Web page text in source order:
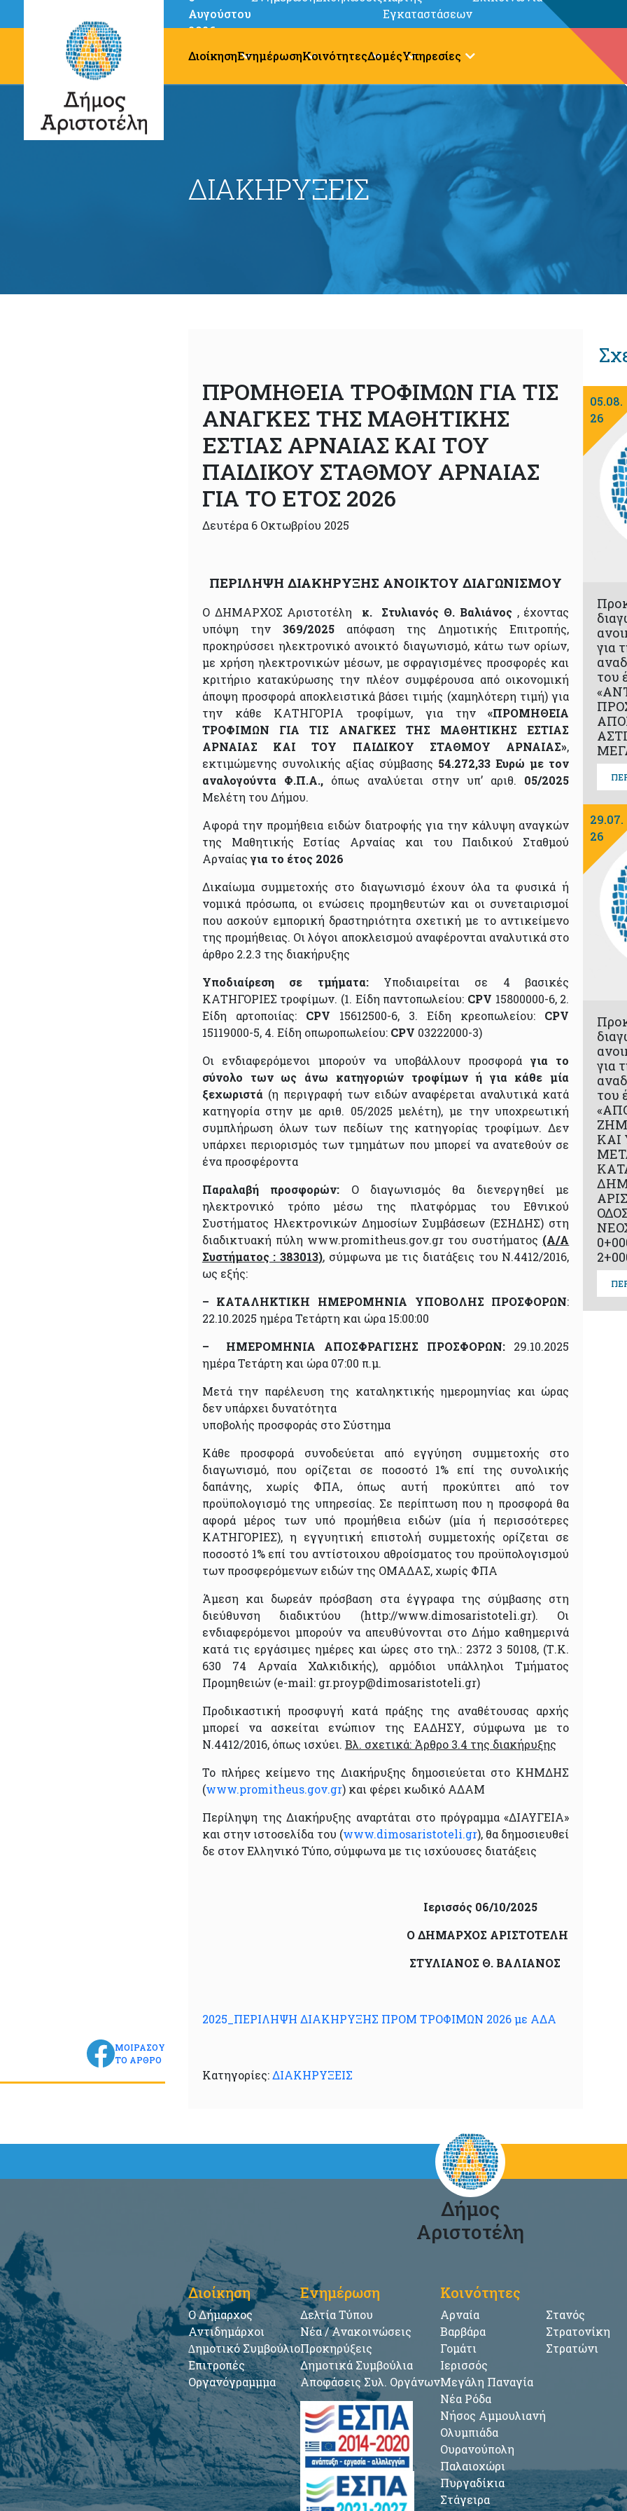
Αυγούστου
2026
Εγκαταστάσεων
ΔιοίκησηΕνημέρωσηΚοινότητεςΔομέςΥπηρεσίες
ΔΙΑΚΗΡΥΞΕΙΣ
ΠΡΟΜΗΘΕΙΑ ΤΡΟΦΙΜΩΝ ΓΙΑ ΤΙΣ
ΑΝΑΓΚΕΣ ΤΗΣ ΜΑΘΗΤΙΚΗΣ
ΕΣΤΙΑΣ ΑΡΝΑΙΑΣ ΚΑΙ ΤΟΥ
ΠΑΙΔΙΚΟΥ ΣΤΑΘΜΟΥ ΑΡΝΑΙΑΣ
ΓΙΑ ΤΟ ΕΤΟΣ 2026
Δευτέρα 6 Οκτωβρίου 2025
ΠΕΡΙΛΗΨΗ ΔΙΑΚΗΡΥΞΗΣ ΑΝΟΙΚΤΟΥ ΔΙΑΓΩΝΙΣΜΟΥ
Ο ΔΗΜΑΡΧΟΣ Αριστοτέλη κ. Στυλιανός Θ. Βαλιάνος , έχοντας
υπόψη την 369/2025 απόφαση της Δημοτικής Επιτροπής,
προκηρύσσει ηλεκτρονικό ανοικτό διαγωνισμό, κάτω των ορίων,
με χρήση ηλεκτρονικών μέσων, με σφραγισμένες προσφορές και
κριτήριο κατακύρωσης την πλέον συμφέρουσα από οικονομική
άποψη προσφορά αποκλειστικά βάσει τιμής (χαμηλότερη τιμή) για
την κάθε ΚΑΤΗΓΟΡΙΑ τροφίμων, για την«ΠΡΟΜΗΘΕΙΑ
ΤΡΟΦΙΜΩΝ ΓΙΑ ΤΙΣ ΑΝΑΓΚΕΣ ΤΗΣ ΜΑΘΗΤΙΚΗΣ ΕΣΤΙΑΣ
ΑΡΝΑΙΑΣ ΚΑΙ ΤΟΥ ΠΑΙΔΙΚΟΥ ΣΤΑΘΜΟΥ ΑΡΝΑΙΑΣ»,
εκτιμώμενης συνολικής αξίας σύμβασης 54.272,33 Ευρώ με τον
αναλογούντα Φ.Π.Α., όπως αναλύεται στην υπ’ αριθ. 05/2025
Μελέτη του Δήμου.
Αφορά την προμήθεια ειδών διατροφής για την κάλυψη αναγκών
της Μαθητικής Εστίας Αρναίας και του Παιδικού Σταθμού
Αρναίας για το έτος 2026
Δικαίωμα συμμετοχής στο διαγωνισμό έχουν όλα τα φυσικά ή
νομικά πρόσωπα, οι ενώσεις προμηθευτών και οι συνεταιρισμοί
που ασκούν εμπορική δραστηριότητα σχετική με το αντικείμενο
της προμήθειας. Οι λόγοι αποκλεισμού αναφέρονται αναλυτικά στο
άρθρο 2.2.3 της διακήρυξης
Υποδιαίρεση σε τμήματα:Υποδιαιρείται σε 4 βασικές
ΚΑΤΗΓΟΡΙΕΣ τροφίμων. (1. Είδη παντοπωλείου: CPV 15800000-6, 2.
Είδη αρτοποιίας: CPV 15612500-6, 3. Είδη κρεοπωλείου: CPV
15119000-5, 4. Είδη οπωροπωλείου: CPV 03222000-3)
Οι ενδιαφερόμενοι μπορούν να υποβάλλουν προσφορά για το
σύνολο των ως άνω κατηγοριών τροφίμων ή για κάθε μία
ξεχωριστά (η περιγραφή των ειδών αναφέρεται αναλυτικά κατά
κατηγορία στην με αριθ. 05/2025 μελέτη), με την υποχρεωτική
συμπλήρωση όλων των πεδίων της κατηγορίας τροφίμων. Δεν
υπάρχει περιορισμός των τμημάτων που μπορεί να ανατεθούν σε
ένα προσφέροντα
Παραλαβή προσφορών: Ο διαγωνισμός θα διενεργηθεί με
ηλεκτρονικό τρόπο μέσω της πλατφόρμας του Εθνικού
Συστήματος Ηλεκτρονικών Δημοσίων Συμβάσεων (ΕΣΗΔΗΣ) στη
διαδικτυακή πύλη www.promitheus.gov.gr του συστήματος (Α/Α
Συστήματος :383013), σύμφωνα με τις διατάξεις του Ν.4412/2016,
ως εξής:
– ΚΑΤΑΛΗΚΤΙΚΗ ΗΜΕΡΟΜΗΝΙΑ ΥΠΟΒΟΛΗΣ ΠΡΟΣΦΟΡΩΝ:
22.10.2025 ημέρα Τετάρτη και ώρα 15:00:00
– ΗΜΕΡΟΜΗΝΙΑ ΑΠΟΣΦΡΑΓΙΣΗΣ ΠΡΟΣΦΟΡΩΝ: 29.10.2025
ημέρα Τετάρτη και ώρα 07:00 π.μ.
Μετά την παρέλευση της καταληκτικής ημερομηνίας και ώρας
δεν υπάρχει δυνατότητα
υποβολής προσφοράς στο Σύστημα
Κάθε προσφορά συνοδεύεται από εγγύηση συμμετοχής στο
διαγωνισμό, που ορίζεται σε ποσοστό 1% επί της συνολικής
δαπάνης, χωρίς ΦΠΑ, όπως αυτή προκύπτει από τον
προϋπολογισμό της υπηρεσίας. Σε περίπτωση που η προσφορά θα
αφορά μέρος των υπό προμήθεια ειδών (μία ή περισσότερες
ΚΑΤΗΓΟΡΙΕΣ), η εγγυητική επιστολή συμμετοχής ορίζεται σε
ποσοστό 1% επί του αντίστοιχου αθροίσματος του προϋπολογισμού
των προσφερόμενων ειδών της ΟΜΑΔΑΣ, χωρίς ΦΠΑ
Άμεση και δωρεάν πρόσβαση στα έγγραφα της σύμβασης στη
διεύθυνση διαδικτύου (http://www.dimosaristoteli.gr). Οι
ενδιαφερόμενοι μπορούν να απευθύνονται στο Δήμο καθημερινά
κατά τις εργάσιμες ημέρες και ώρες στο τηλ.: 2372 3 50108, (Τ.Κ.
630 74 Αρναία Χαλκιδικής), αρμόδιοι υπάλληλοι Τμήματος
Προμηθειών (e-mail: gr.proyp@dimosaristoteli.gr)
Προδικαστική προσφυγή κατά πράξης της αναθέτουσας αρχής
μπορεί να ασκείται ενώπιον της ΕΑΔΗΣΥ, σύμφωνα με το
Ν.4412/2016, όπως ισχύει. Βλ. σχετικά: Άρθρο 3.4 της διακήρυξης
Το πλήρες κείμενο της Διακήρυξης δημοσιεύεται στο ΚΗΜΔΗΣ
(www.promitheus.gov.gr) και φέρει κωδικό ΑΔΑΜ
Περίληψη της Διακήρυξης αναρτάται στο πρόγραμμα «ΔΙΑΥΓΕΙΑ»
και στην ιστοσελίδα του (www.dimosaristoteli.gr), θα δημοσιευθεί
δε στον Ελληνικό Τύπο, σύμφωνα με τις ισχύουσες διατάξεις
Ιερισσός 06/10/2025
Ο ΔΗΜΑΡΧΟΣ ΑΡΙΣΤΟΤΕΛΗ
ΣΤΥΛΙΑΝΟΣ Θ. ΒΑΛΙΑΝΟΣ
2025_ΠΕΡΙΛΗΨΗ ΔΙΑΚΗΡΥΞΗΣ ΠΡΟΜ ΤΡΟΦΙΜΩΝ 2026 με ΑΔΑ
Κατηγορίες:ΔΙΑΚΗΡΥΞΕΙΣ
ΜΟΙΡΑΣΟΥ
ΤΟ ΑΡΘΡΟ
05.08.
26
για
του
29.07.
26
για
του
ΚΑΙ
Δήμος
Αριστοτέλη
Διοίκηση
Ο Δήμαρχος
Αντιδημάρχοι
∆ημοτικό Συμβούλιο
Επιτροπές
Οργανόγραμμμα
Ενημέρωση
Δελτία Τύπου
Νέα / Ανακοινώσεις
Προκηρύξεις
Δημοτικά Συμβούλια
Αποφάσεις Συλ. Οργάνων
Κοινότητες
Αρναία
Βαρβάρα
Γομάτι
Ιερισσός
Μεγάλη Παναγία
Νέα Ρόδα
Νήσος Αμμουλιανή
Ολυμπιάδα
Ουρανούπολη
Παλαιοχώρι
Πυργαδίκια
Στάγειρα
Στανός
Στρατονίκη
Στρατώνι